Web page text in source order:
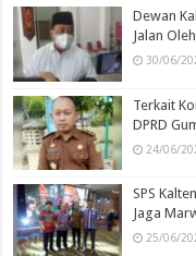
Dewan
Jalan
30/06/
Terkait
DPRD
24/06/
SPS
Jaga
25/06/